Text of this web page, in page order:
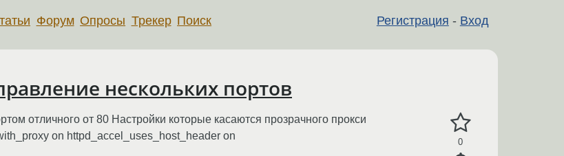
Регистрация - Вход
Форум Опросы Трекер Поиск
нескольких портов
0
отличного от 80 Настройки которые касаются прозрачного прокси
on httpd_accel_uses_host_header on